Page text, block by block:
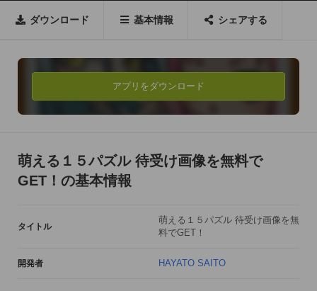
１５パズルを解いて待受け画像をGet！
====================================
クリアしたステージの画像はギャラリーに保存することができ
画像はどんどん増えてく予定！
１５パズルにありそうでなかったヒントモードも実装してあり
絵柄がわからなくてもいつでも、どこに揃えればよいか教えて
ダウンロード 基本情報 シェアする
アプリをダウンロード
萌える１５パズル 待受け画像を無料で
GET！の基本情報
タイトル
萌える１５パズル 待受け画像を無
料でGET！
開発者 HAYATO SAITO